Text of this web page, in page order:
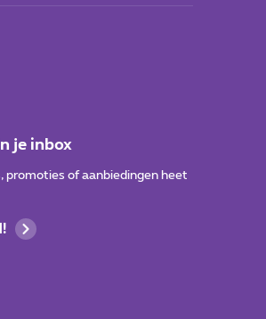
je inbox
promoties of aanbiedingen heet